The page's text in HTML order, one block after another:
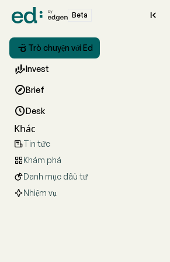
Beta 
 Trò chuyện với Ed
Invest
Brief
Desk
Khác
Tin tức
Khám phá
Danh mục đầu tư
Nhiệm vụ